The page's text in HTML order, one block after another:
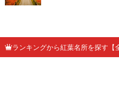
ランキングから紅葉名所を探す【